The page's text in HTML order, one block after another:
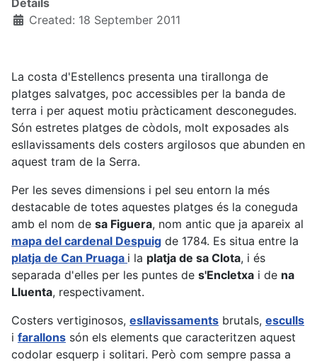
Created: 18 September 2011
La costa d'Estellencs presenta una tirallonga de
platges salvatges, poc accessibles per la banda de
terra i per aquest motiu pràcticament desconegudes.
Són estretes platges de còdols, molt exposades als
esllavissaments dels costers argilosos que abunden en
aquest tram de la Serra.
Per les seves dimensions i pel seu entorn la més
destacable de totes aquestes platges és la coneguda
amb el nom de sa Figuera, nom antic que ja apareix al
mapa del cardenal Despuig de 1784. Es situa entre la
platja de Can Pruaga i la platja de sa Clota, i és
separada d'elles per les puntes de s'Encletxa i de na
Lluenta, respectivament.
Costers vertiginosos, esllavissaments brutals, esculls
i farallons són els elements que caracteritzen aquest
codolar esquerp i solitari. Però com sempre passa a